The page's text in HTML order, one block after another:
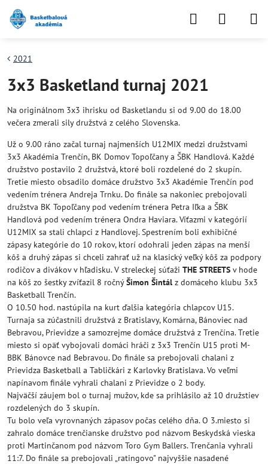
2021
3x3 Basketland turnaj 2021
Na originálnom 3x3 ihrisku od Basketlandu si od 9.00 do 18.00
večera zmerali sily družstvá z celého Slovenska.
Už o 9.00 ráno začal turnaj najmenších U12MIX medzi družstvami
3x3 Akadémia Trenčín, BK Domov Topoľčany a ŠBK Handlová. Každé
družstvo postavilo 2 družstvá, ktoré boli rozdelené do 2 skupín.
Tretie miesto obsadilo domáce družstvo 3x3 Akadémie Trenčín pod
vedením trénera Andreja Trnku. Do finále sa nakoniec prebojovali
družstva BK Topoľčany pod vedením trénera Petra Iľka a ŠBK
Handlová pod vedením trénera Ondra Haviara. Víťazmi v kategórií
U12MIX sa stali chlapci z Handlovej. Spestrením boli exhibičné
zápasy kategórie do 10 rokov, ktorí odohrali jeden zápas na menší
kôš a druhý zápas si chceli zahrať už na klasický veľký kôš za podpory
rodičov a divákov v hľadisku. V streleckej súťaži THE STREETS v hode
na kôš zo šestky zvíťazil 8 ročnýŠimon Šintál z domáceho klubu 3x3
Basketball Trenčín.
O 10.50 hod. nastúpila na kurt ďalšia kategória chlapcov U15.
Turnaja sa zúčastnili družstvá z Bratislavy, Komárna, Bánoviec nad
Bebravou, Prievidze a samozrejme domáce družstvá z Trenčína. Tretie
miesto si opäť vybojovali domáci hráči z 3x3 Trenčín U15 proti M-
BBK Bánovce nad Bebravou. Do finále sa prebojovali chalani z
Prievidza Basketball a Tabličkári z Karlovky Bratislava. Vo veľmi
napínavom finále vyhrali chalani z Prievidze o 2 body.
Najväčší záujem bol o turnaj mužov, kde sa prihlásilo až 10 družstiev
rozdelených do 3 skupín.
Tu bolo veľa vyrovnaných zápasov počas celého dňa. O 3.miesto si
zahralo domáce trenčianske družstvo pod názvom Beskydská vieska
proti Martinčanom pod názvom Toro Gym Ballers. Trenčania vyhrali
11:7. Do finále sa prebojovali „ratingovo" najvyššie nasadené